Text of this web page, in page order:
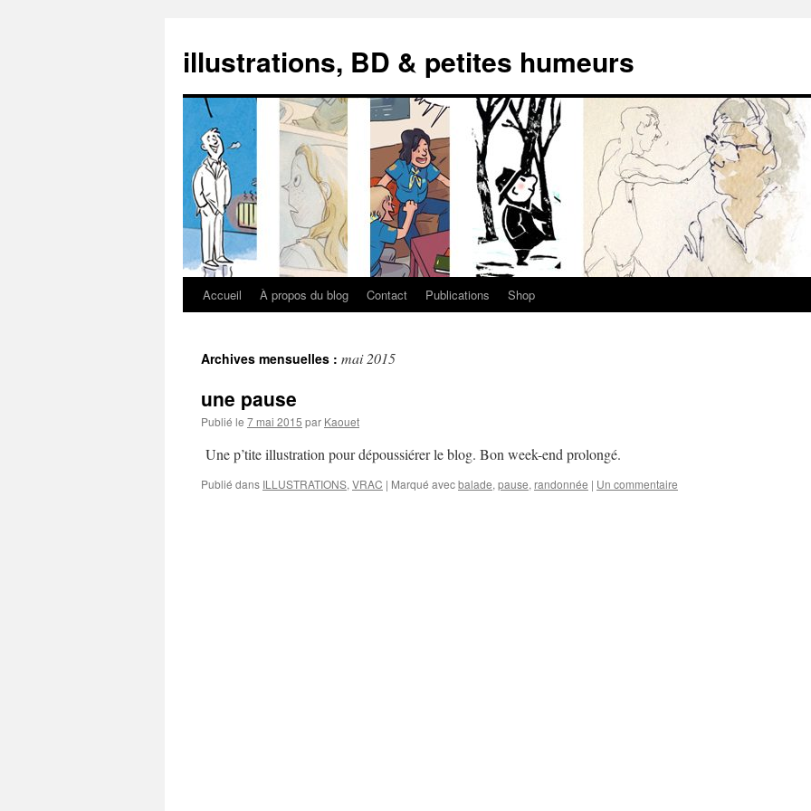
illustrations, BD & petites humeurs
Aller
contenu
Accueil À propos du blog Contact Publications Shop
Archives mensuelles : mai 2015
une pause
Publié le 7 mai 2015 par Kaouet
Une p’tite illustration pour dépoussiérer le blog. Bon week-end prolongé.
Publié dans ILLUSTRATIONS, VRAC | Marqué avecbalade, pause, randonnée | Un commentaire